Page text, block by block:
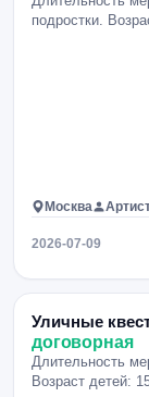
подростки.
Москва
2026-07-09
Уличные
договорная
Длительность
Возраст детей: